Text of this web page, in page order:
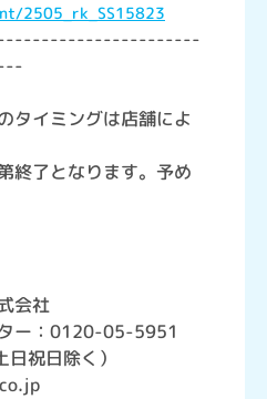
2505_rk_SS15823
タイミングは店舗によ
終了となります。予め
会社
ー：0120-05-5951
祝日除く）